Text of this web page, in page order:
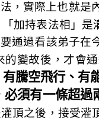
，實際上也就是
「加持表法相」
通過看該弟子
變故後，才會
騰空飛行、
須有一條超
頂之後，接受灌